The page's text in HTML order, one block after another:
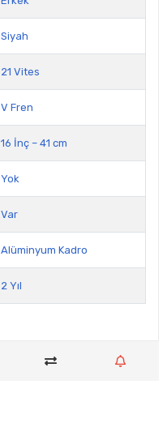
Siyah
21 Vites
V Fren
16 İnç – 41 cm
Yok
Var
Alüminyum Kadro
2 Yıl